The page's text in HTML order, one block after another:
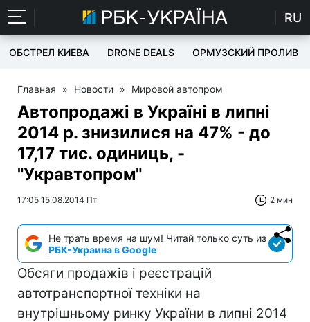
RU
ОБСТРЕЛ КИЕВА DRONE DEALS ОРМУЗСКИЙ ПРОЛИВ
Главная » Новости » Мировой автопром
Автопродажі в Україні в липні
2014 р. знизилися на 47% - до
17,17 тис. одиниць, -
"Укравтопром"
17:05 15.08.2014 Пт 2 мин
Не трать время на шум! Читай только суть из
РБК-Украина в Google
Обсяги продажів і реєстрацій
автотранспортної техніки на
внутрішньому ринку України в липні 2014